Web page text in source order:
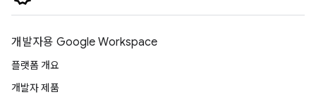
개발자용 Google Workspace
플랫폼 개요
개발자 제품